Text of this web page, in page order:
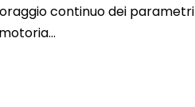
continuo dei parametri